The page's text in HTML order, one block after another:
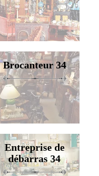
Brocanteur 34
Entreprise de
débarras 34